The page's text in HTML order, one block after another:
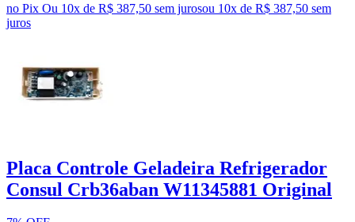
no Pix Ou 10x de R$ 387,50 sem jurosou 10x de R$ 387,50 sem
juros
Placa Controle Geladeira Refrigerador
Consul Crb36aban W11345881 Original